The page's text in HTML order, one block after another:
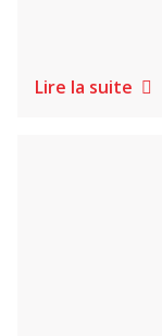
Lire la suite